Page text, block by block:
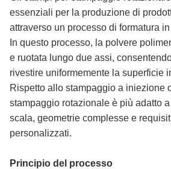
essenziali per la produzione di
attraverso un processo di formatura
In questo processo, la polvere
e ruotata lungo due assi,
rivestire uniformemente la superficie
Rispetto allo stampaggio a iniezione
stampaggio rotazionale è più adatto
scala, geometrie complesse e
personalizzati.
Principio del processo